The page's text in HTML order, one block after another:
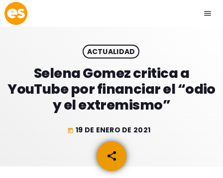
menu
EMISIÓN LA PAZ
play_arrow EMISIÓN COCHABAMBA
ACTUALIDAD
Selena Gomez critica a
YouTube por financiar el “odio
y el extremismo”
today 19 DE ENERO DE 2021
share
email